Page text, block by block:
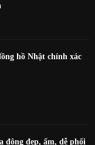
hồ Nhật chính xác
đông đẹp, ấm, dễ phối